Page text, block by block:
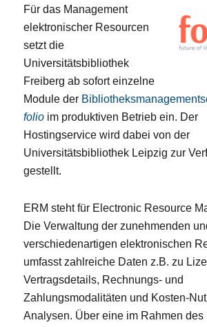
Für das Management
elektronischer Resourcen
setzt die
Universitätsbibliothek
Freiberg ab sofort einzelne
Module der
folio im produktiven Betrieb ein. Der
Hostingservice wird dabei von der
Universitätsbibliothek Leipzig zur
gestellt.
ERM steht für Electronic Resource
Die Verwaltung der zunehmenden
verschiedenartigen elektronischen
umfasst zahlreiche Daten z.B. zu
Vertragsdetails, Rechnungs- und
Zahlungsmodalitäten und Kosten-
Analysen. Über eine im Rahmen des